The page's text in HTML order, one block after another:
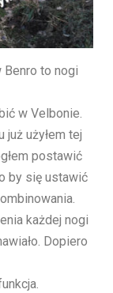
Benro to nogi
w Velbonie.
użyłem tej
postawić
by się ustawić
każdej nogi
Dopiero